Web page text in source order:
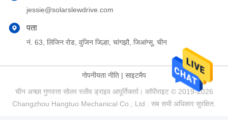
jessie@solarslewdrive.com
पता
नं. 63, लिंजिन रोड, वुजिन जिल्हा, चांगझौ, जिआंग्सू, चीन
गोपनीयता नीति | साइटमैप
चीन अच्छा गुणवत्ता सोलर स्लीव ड्राइव आपूर्तिकर्ता। कॉपीराइट © 2019-2026
Changzhou Hangtuo Mechanical Co., Ltd . सब सभी अधिकार सुरक्षित.